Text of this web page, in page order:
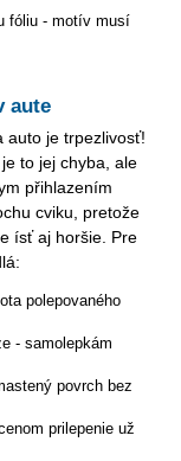
fóliu - motív musí
aute
auto je trpezlivosť!
to jej chyba, ale
přihlazením
cviku, pretože
ísť aj horšie. Pre
polepovaného
- samolepkám
povrch bez
prilepenie už